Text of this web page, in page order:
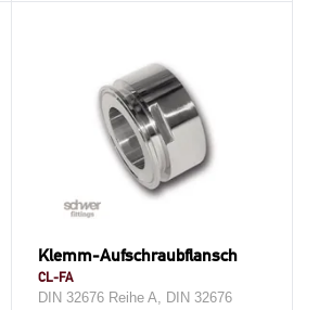
Klemm-Aufschraubflansch
CL-FA
DIN 32676 Reihe A, DIN 32676